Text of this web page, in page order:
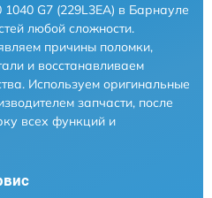
G7 (229L3EA) в Барнауле
любой сложности.
причины поломки,
и восстанавливаем
Используем оригинальные
запчасти, после
всех функций и